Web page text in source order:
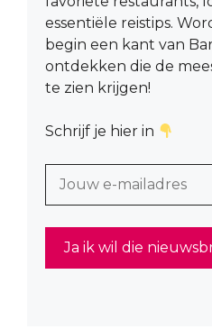
essentiële reistips.
begin een kant van
ontdekken die de
te zien krijgen!
Schrijf je hier in